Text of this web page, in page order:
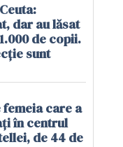
dar au lăsat
de copii.
sunt
femeia care a
în centrul
de 44 de